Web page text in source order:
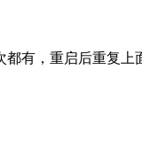
都有，重启后重复上